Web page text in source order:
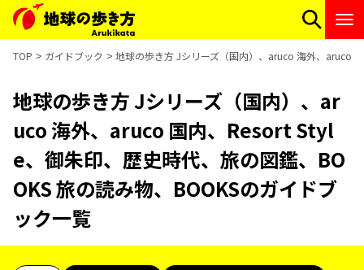
TOP ガイドブック 地球の歩き方 Jシリーズ（国内）、aruco 海外、aruco
地球の歩き方 Jシリーズ（国内）、ar
uco 海外、aruco 国内、Resort Styl
e、御朱印、歴史時代、旅の図鑑、BO
OKS 旅の読み物、BOOKSのガイドブ
ック一覧